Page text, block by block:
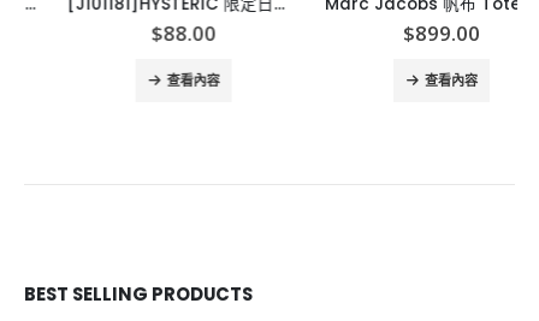
88.00
查看內容
899.00
查看內容
BEST SELLING PRODUCTS